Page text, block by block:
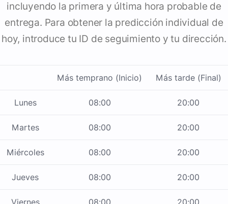
incluyendo la primera y última hora probable de
entrega. Para obtener la predicción individual de
hoy, introduce tu ID de seguimiento y tu dirección.
Más temprano (Inicio) Más tarde (Final)
Lunes 08:00 20:00
Martes 08:00 20:00
Miércoles 08:00 20:00
Jueves 08:00 20:00